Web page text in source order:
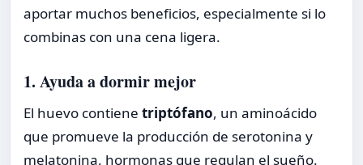
aportar muchos beneficios, especialmente si lo
combinas con una cena ligera.
1. Ayuda a dormir mejor
El huevo contiene triptófano, un aminoácido
que promueve la producción de serotonina y
melatonina, hormonas que regulan el sueño.